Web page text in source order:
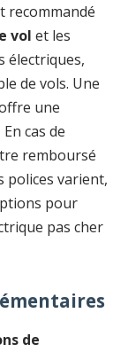
recommandé
vol et les
électriques,
de vols. Une
une
cas de
remboursé
polices varient,
pour
pas cher
de